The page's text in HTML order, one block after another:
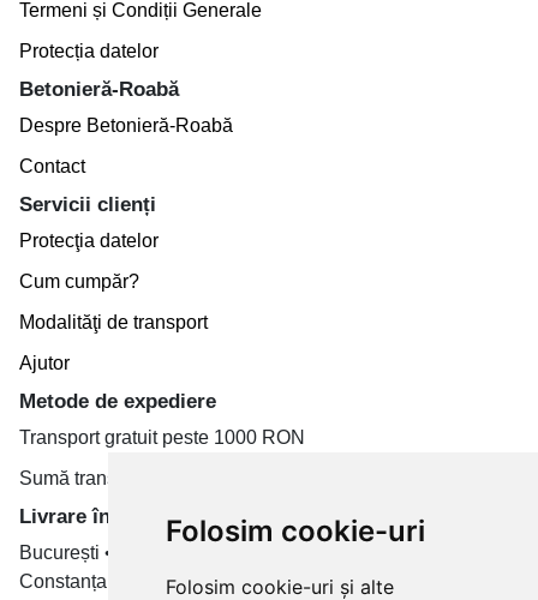
Folosim cookie-uri
Folosim cookie-uri și alte
Termeni și Condiții Generale
Protecția datelor
Betonieră-Roabă
Despre Betonieră-Roabă
Contact
Servicii clienți
Protecţia datelor
Cum cumpăr?
Modalităţi de transport
Ajutor
Metode de expediere
Transport gratuit peste 1000 RON
Sumă transport de la 19.99 RON
Livrare în toate țară
București • Cluj-Napoca • Brașov • Timișoara • Iași •
Constanța • Craiova